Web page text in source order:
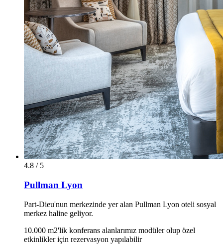
4.8 / 5
Pullman Lyon
Part-Dieu'nun merkezinde yer alan Pullman Lyon oteli sosyal
merkez haline geliyor.
10.000 m2'lik konferans alanlarımız modüler olup özel
etkinlikler için rezervasyon yapılabilir